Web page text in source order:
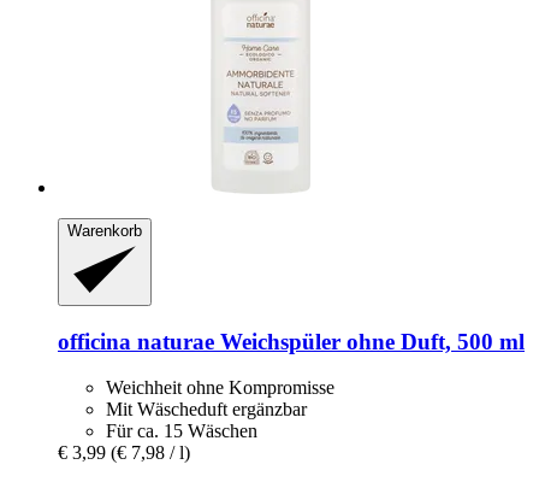
Warenkorb
officina naturae Weichspüler ohne Duft, 500 ml
Weichheit ohne Kompromisse
Mit Wäscheduft ergänzbar
Für ca. 15 Wäschen
€ 3,99 (€ 7,98 / l)